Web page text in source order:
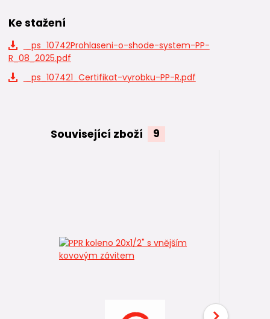
Ke stažení
_ps_10742Prohlaseni-o-shode-system-PP-
R_08_2025.pdf
_ps_107421_Certifikat-vyrobku-PP-R.pdf
Související zboží 9